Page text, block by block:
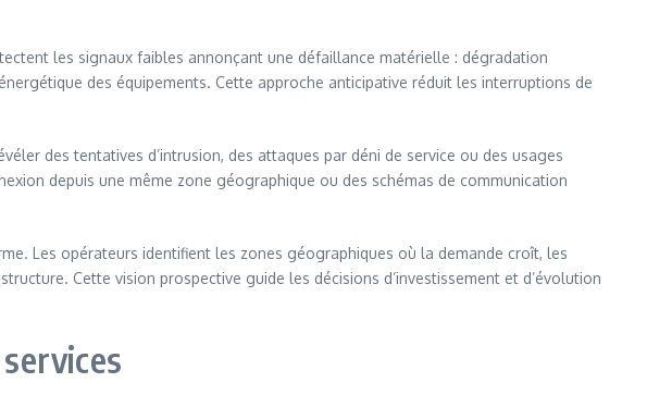
les signaux faibles annonçant une défaillance matérielle : dégradation
des équipements. Cette approche anticipative réduit les interruptions de
des tentatives d’intrusion, des attaques par déni de service ou des usages
depuis une même zone géographique ou des schémas de communication
Les opérateurs identifient les zones géographiques où la demande croît, les
Cette vision prospective guide les décisions d’investissement et d’évolution